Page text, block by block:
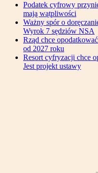
Podatek cyfrowy
mają wątpliwości
Ważny spór o
Wyrok 7 sędziów NSA
Rząd chce
od 2027 roku
Resort cyfryzacji chce
Jest projekt ustawy